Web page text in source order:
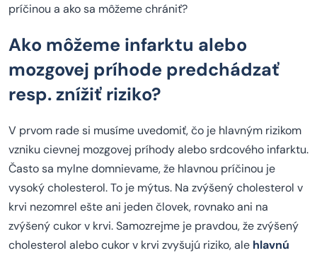
príčinou a ako sa môžeme chrániť?
Ako môžeme infarktu alebo
mozgovej príhode predchádzať
resp. znížiť riziko?
V prvom rade si musíme uvedomiť, čo je hlavným rizikom
vzniku cievnej mozgovej príhody alebo srdcového infarktu.
Často sa mylne domnievame, že hlavnou príčinou je
vysoký cholesterol. To je mýtus. Na zvýšený cholesterol v
krvi nezomrel ešte ani jeden človek, rovnako ani na
zvýšený cukor v krvi. Samozrejme je pravdou, že zvýšený
cholesterol alebo cukor v krvi zvyšujú riziko, ale hlavnú